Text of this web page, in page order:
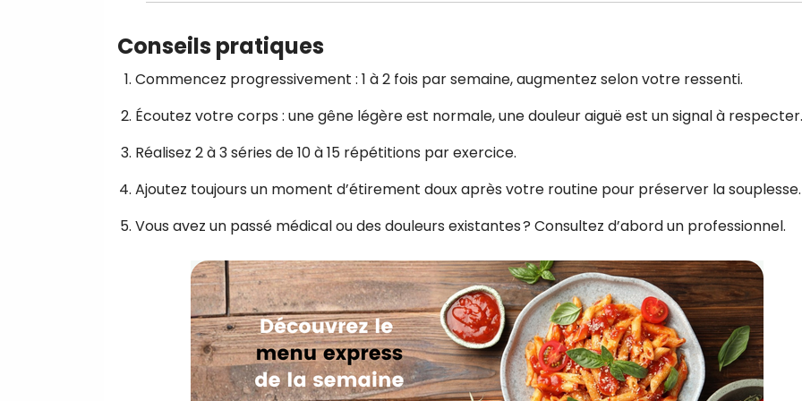
Conseils pratiques
Commencez progressivement : 1 à 2 fois par semaine, augmentez selon votre ressenti.
Écoutez votre corps : une gêne légère est normale, une douleur aiguë est un signal à respecter.
Réalisez 2 à 3 séries de 10 à 15 répétitions par exercice.
Ajoutez toujours un moment d’étirement doux après votre routine pour préserver la souplesse.
Vous avez un passé médical ou des douleurs existantes ? Consultez d’abord un professionnel.